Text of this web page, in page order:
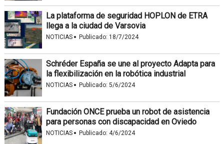
La plataforma de seguridad HOPLON de ETRA
llega a la ciudad de Varsovia
NOTICIAS · Publicado: 18/7/2024
Schréder España se une al proyecto Adapta para
la flexibilización en la robótica industrial
NOTICIAS · Publicado: 5/6/2024
Fundación ONCE prueba un robot de asistencia
para personas con discapacidad en Oviedo
NOTICIAS · Publicado: 4/6/2024